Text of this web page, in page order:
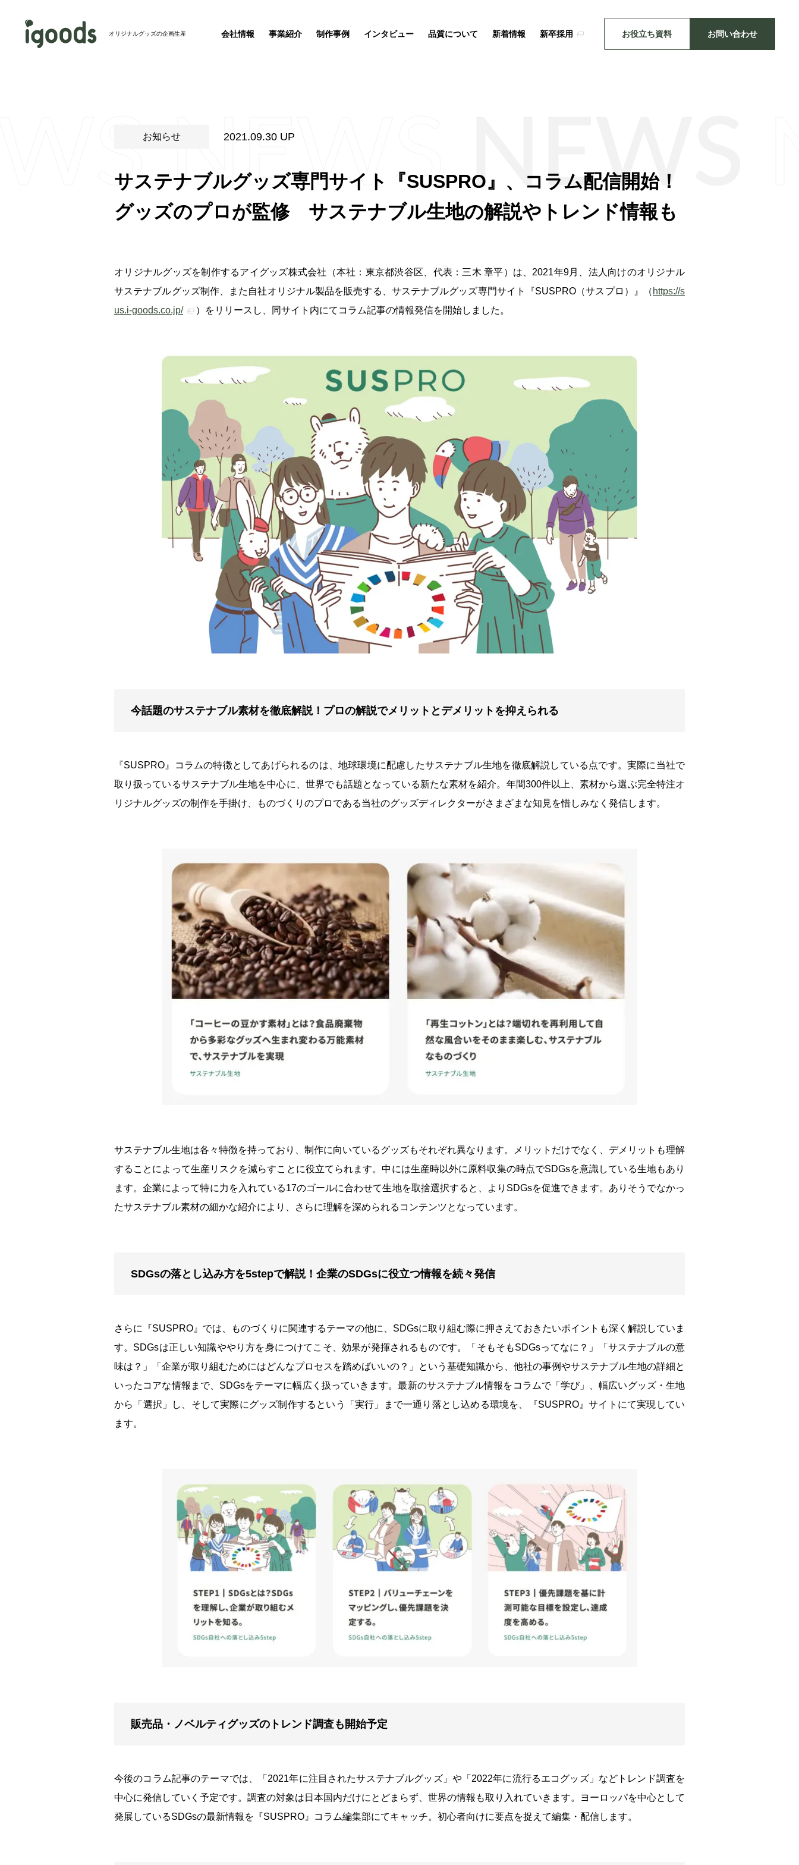
オリジナルグッズの企画生産 会社情報
会社概要 SDGsの取り組み
経営方針 コンプライアンス
事業紹介
完全特注グッズ制作事業 メーカー事業
制作事例
バッグ ポーチ SDGs関連 応援・推し活 キッチン雑貨
インタビュー 品質について 新着情報
【ホテル・旅館必見】パッケージを並べるとアートが完
リジナルグッズの春夏秋冬」にて、当社のフルオーダ
ー/SUSPRO事業が紹介されました
受賞 2026.07.21
新卒採用 お役立ち資料 お問い合わせ
NEWS NEWS
お知らせ 2021.09.30 UP
サステナブルグッズ専門サイト『SUSPRO』、コラム配信開始！
グッズのプロが監修 サステナブル生地の解説やトレンド情報も
オリジナルグッズを制作するアイグッズ株式会社（本社：東京都渋谷区、代表：三木 章平）は、2021年9月、法人向けのオリジナル
サステナブルグッズ制作、また自社オリジナル製品を販売する、サステナブルグッズ専門サイト『SUSPRO（サスプロ）』（ https://s
us.i-goods.co.jp/
）をリリースし、同サイト内にてコラム記事の情報発信を開始しました。
今話題のサステナブル素材を徹底解説！プロの解説でメリットとデメリットを抑えられる
『SUSPRO』コラムの特徴としてあげられるのは、地球環境に配慮したサステナブル生地を徹底解説している点です。実際に当社で
取り扱っているサステナブル生地を中心に、世界でも話題となっている新たな素材を紹介。年間300件以上、素材から選ぶ完全特注オ
リジナルグッズの制作を手掛け、ものづくりのプロである当社のグッズディレクターがさまざまな知見を惜しみなく発信します。
サステナブル生地は各々特徴を持っており、制作に向いているグッズもそれぞれ異なります。メリットだけでなく、デメリットも理解
することによって生産リスクを減らすことに役立てられます。中には生産時以外に原料収集の時点でSDGsを意識している生地もあり
ます。企業によって特に力を入れている17のゴールに合わせて生地を取捨選択すると、よりSDGsを促進できます。ありそうでなかっ
たサステナブル素材の細かな紹介により、さらに理解を深められるコンテンツとなっています。
SDGsの落とし込み方を5stepで解説！企業のSDGsに役立つ情報を続々発信
さらに『SUSPRO』では、ものづくりに関連するテーマの他に、SDGsに取り組む際に押さえておきたいポイントも深く解説していま
す。SDGsは正しい知識ややり方を身につけてこそ、効果が発揮されるものです。「そもそもSDGsってなに？」「サステナブルの意
味は？」「企業が取り組むためにはどんなプロセスを踏めばいいの？」という基礎知識から、他社の事例やサステナブル生地の詳細と
いったコアな情報まで、SDGsをテーマに幅広く扱っていきます。最新のサステナブル情報をコラムで「学び」、幅広いグッズ・生地
から「選択」し、そして実際にグッズ制作するという「実行」まで一通り落とし込める環境を、『SUSPRO』サイトにて実現してい
ます。
販売品・ノベルティグッズのトレンド調査も開始予定
今後のコラム記事のテーマでは、「2021年に注目されたサステナブルグッズ」や「2022年に流行るエコグッズ」などトレンド調査を
中心に発信していく予定です。調査の対象は日本国内だけにとどまらず、世界の情報も取り入れていきます。ヨーロッパを中心として
発展しているSDGsの最新情報を『SUSPRO』コラム編集部にてキャッチ。初心者向けに要点を捉えて編集・配信します。